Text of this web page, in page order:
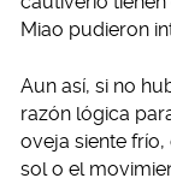
Miao pudieron
Aun así, si no
razón lógica
oveja siente
sol o el